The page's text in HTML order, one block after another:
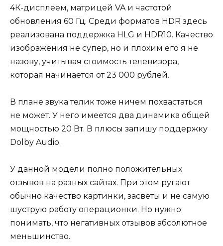
4К-дисплеем, матрицей VA и частотой
обновления 60 Гц. Среди форматов HDR здесь
реализована поддержка HLG и HDR10. Качество
изображения не супер, но и плохим его я не
назову, учитывая стоимость телевизора,
которая начинается от 23 000 рублей.
В плане звука телик тоже ничем похвастаться
не может. У него имеется два динамика общей
мощностью 20 Вт. В плюсы запишу поддержку
Dolby Audio.
У данной модели полно положительных
отзывов на разных сайтах. При этом ругают
обычно качество картинки, засветы и не самую
шуструю работу операционки. Но нужно
понимать, что негативных отзывов абсолютное
меньшинство.